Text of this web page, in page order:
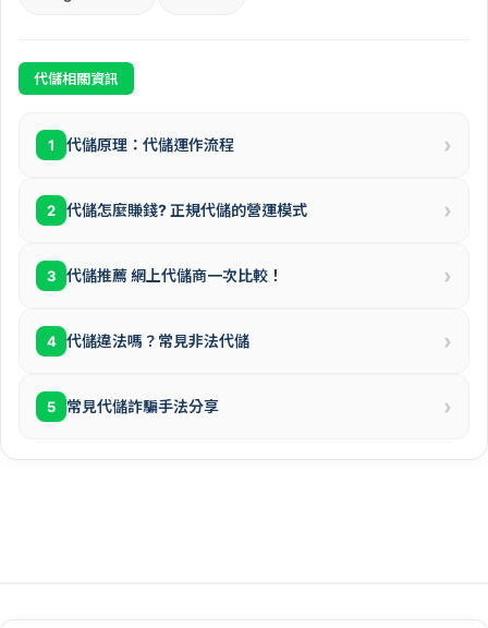
代儲相關資訊
1 代儲原理：代儲運作流程 ›
2 代儲怎麼賺錢? 正規代儲的營運模式 ›
3 代儲推薦 網上代儲商一次比較！ ›
4 代儲違法嗎？常見非法代儲 ›
5 常見代儲詐騙手法分享 ›